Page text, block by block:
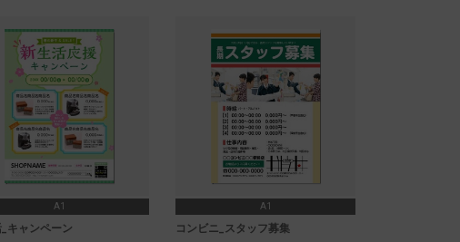
A1
キャンペーン
A1
コンビニ_スタッフ募集